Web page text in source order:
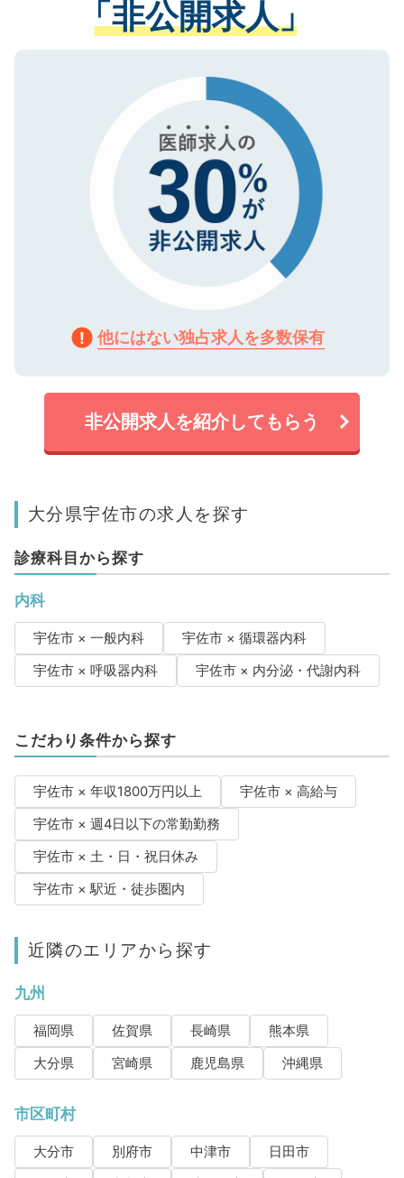
る、プライバシーマークを取得済みです。
ご登録いただいた個人情報は、SSL（デー
で、機密保持に関してもご安心ください。
させていただきます。すぐにご転職をされ
ない方には、長期的なサポートが可能です
ので、まずはご登録ください。
「非公開求人」
他にはない独占求人を多数保有
非公開求人を紹介してもらう
大分県宇佐市の求人を探す
診療科目から探す
内科
宇佐市 × 一般内科
宇佐市 × 循環器内科
宇佐市 × 呼吸器内科
宇佐市 × 内分泌・代謝内科
こだわり条件から探す
宇佐市 × 年収1800万円以上
宇佐市 × 高給与
宇佐市 × 週4日以下の常勤勤務
宇佐市 × 土・日・祝日休み
宇佐市 × 駅近・徒歩圏内
近隣のエリアから探す
九州
福岡県 佐賀県 長崎県
熊本県
大分県
宮崎県 鹿児島県 沖縄県
市区町村
大分市 別府市 中津市
日田市